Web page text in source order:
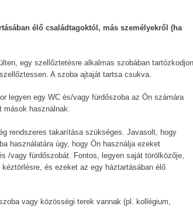
élő családtagoktól, más személyekről (ha
egy szellőztetésre alkalmas szobában
A szoba ajtaját tartsa csukva.
legyen egy WC és/vagy fürdőszoba az Ön számára
mások használnak.
rendszeres takarítása szükséges. Javasolt, hogy
használatára úgy, hogy Ön használja ezeket
/vagy fürdőszobát. Fontos, legyen saját törölközője,
és ezeket az egy háztartásában élő
vagy közösségi terek vannak (pl. kollégium,